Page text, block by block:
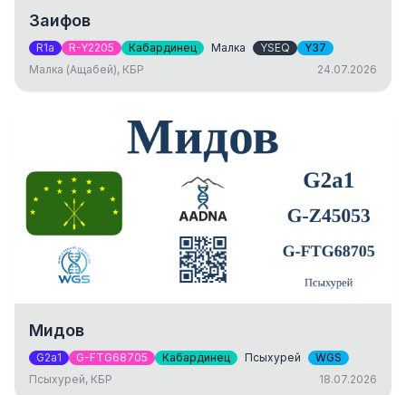
Заифов
R1a R-Y2205 Кабардинец Малка YSEQ
Y37
Малка (Ащабей), КБР
24.07.2026
Мидов
G2a1 G-FTG68705 Кабардинец Псыхурей
WGS
Псыхурей, КБР
18.07.2026